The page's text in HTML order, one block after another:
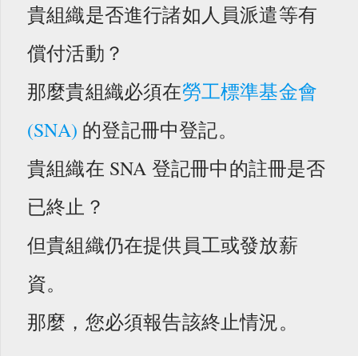
貴組織是否進行諸如人員派遣等有
償付活動？
那麼貴組織必須在勞工標準基金會
(SNA) 的登記冊中登記。
貴組織在 SNA 登記冊中的註冊是否
已終止？
但貴組織仍在提供員工或發放薪
資。
那麼，您必須報告該終止情況。